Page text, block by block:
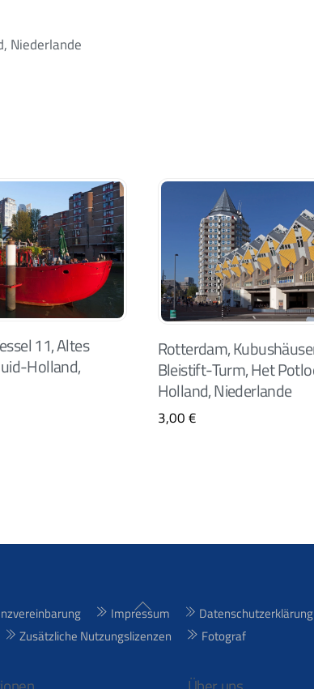
Niederlande
11, Altes
Holland,
Rotterdam,
Bleistift-Turm, Het
Holland, Niederlande
3,00€
Back
Impressum Datenschutzerklärung
Zusätzliche Nutzungslizenzen Fotograf